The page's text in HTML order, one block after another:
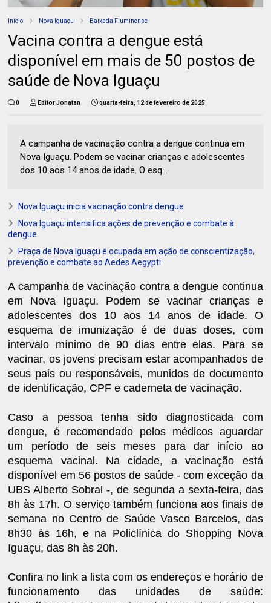
Início Nova Iguaçu Baixada Fluminense
Vacina contra a dengue está
disponível em mais de 50 postos de
saúde de Nova Iguaçu
0 Editor Jonatan quarta-feira, 12 de fevereiro de 2025
A campanha de vacinação contra a dengue continua em
Nova Iguaçu. Podem se vacinar crianças e adolescentes
dos 10 aos 14 anos de idade. O esq...
Nova Iguaçu inicia vacinação contra dengue
Nova Iguaçu intensifica ações de prevenção e combate à
dengue
Praça de Nova Iguaçu é ocupada em ação de conscientização,
prevenção e combate ao Aedes Aegypti
A campanha de vacinação contra a dengue continua
em Nova Iguaçu. Podem se vacinar crianças e
adolescentes dos 10 aos 14 anos de idade. O
esquema de imunização é de duas doses, com
intervalo mínimo de 90 dias entre elas. Para se
vacinar, os jovens precisam estar acompanhados de
seus pais ou responsáveis, munidos de documento
de identificação, CPF e caderneta de vacinação.
Caso a pessoa tenha sido diagnosticada com
dengue, é recomendado pelos médicos aguardar
um período de seis meses para dar início ao
esquema vacinal. Na cidade, a vacinação está
disponível em 56 postos de saúde - com exceção da
UBS Alberto Sobral -, de segunda a sexta-feira, das
8h às 17h. O serviço também funciona aos finais de
semana no Centro de Saúde Vasco Barcelos, das
8h30 às 16h, e na Policlínica do Shopping Nova
Iguaçu, das 8h às 20h.
Confira no link a lista com os endereços e horário de
funcionamento das unidades de saúde: